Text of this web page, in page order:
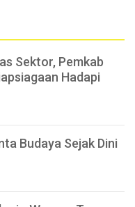
Sektor, Pemkab
Hadapi
Budaya Sejak Dini